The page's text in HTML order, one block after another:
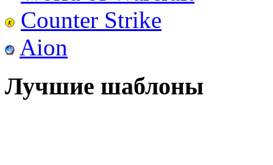
Counter Strike
Aion
Лучшие шаблоны